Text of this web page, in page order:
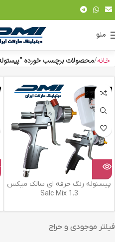
منو
فیلتر موجودی و حراج
خانه محصولات برچسب خورده
اتمام موجودی
پیسنوله رنگ حرفه ای سالک میکس
1.3 Salc Mix